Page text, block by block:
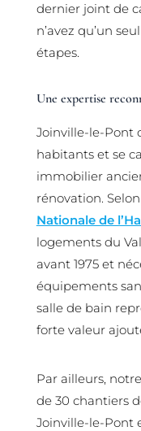
dernier joint de
n’avez qu’un
étapes.
Une expertise
Joinville-le-Pont
habitants et se
immobilier
rénovation.
Nationale de
logements du
avant 1975 et
équipements
salle de bain
forte valeur
Par ailleurs,
de 30 chantiers
Joinville-le-Pont